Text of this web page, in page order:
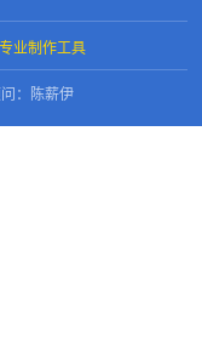
业制作工具
：陈薪伊